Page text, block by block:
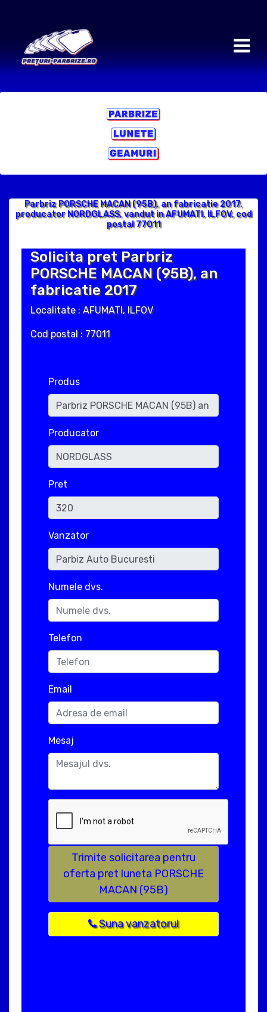
Parbriz PORSCHE MACAN (95B), an fabricatie 2017,
producator NORDGLASS, vandut in AFUMATI, ILFOV, cod
postal 77011
Solicita pret Parbriz
PORSCHE MACAN (95B), an
fabricatie 2017
Localitate : AFUMATI, ILFOV
Cod postal : 77011
Produs
Producator
Pret
Vanzator
Numele dvs.
Telefon
Email
Mesaj
Trimite solicitarea pentru
oferta pret luneta PORSCHE
MACAN (95B)
Suna vanzatorul